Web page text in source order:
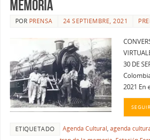
MEMORIA
POR PRENSA 24 SEPTIEMBRE, 2021
30 DE
2021 En
ETIQUETADO Agenda Cultural, agenda